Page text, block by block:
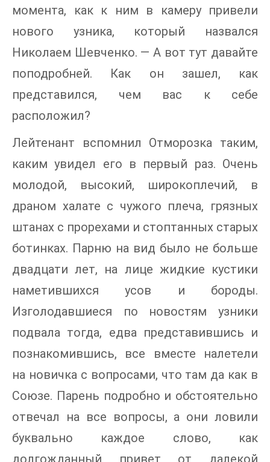
момента, как к ним в камеру привели
нового узника, который назвался
Николаем Шевченко. — А вот тут давайте
поподробней. Как он зашел, как
представился, чем вас к себе
расположил?
Лейтенант вспомнил Отморозка таким,
каким увидел его в первый раз. Очень
молодой, высокий, широкоплечий, в
драном халате с чужого плеча, грязных
штанах с прорехами и стоптанных старых
ботинках. Парню на вид было не больше
двадцати лет, на лице жидкие кустики
наметившихся усов и бороды.
Изголодавшиеся по новостям узники
подвала тогда, едва представившись и
познакомившись, все вместе налетели
на новичка с вопросами, что там да как в
Союзе. Парень подробно и обстоятельно
отвечал на все вопросы, а они ловили
буквально каждое слово, как
долгожданный привет от далекой